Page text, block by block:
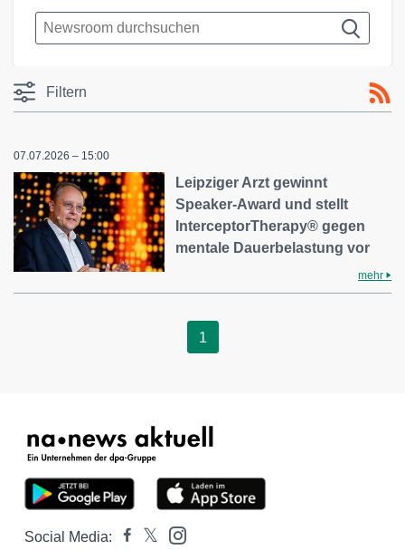
Filtern
07.07.2026 – 15:00
Leipziger Arzt gewinnt
Speaker-Award und stellt
InterceptorTherapy® gegen
mentale Dauerbelastung vor
mehr
1
Social Media: